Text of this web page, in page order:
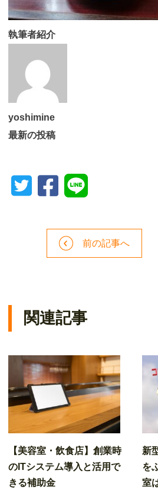
執筆者紹介
yoshimine
最新の投稿
前の記事へ
関連記事
【美容室・飲食店】創業時
のITシステム導入と活用で
きる補助金
新
を
室